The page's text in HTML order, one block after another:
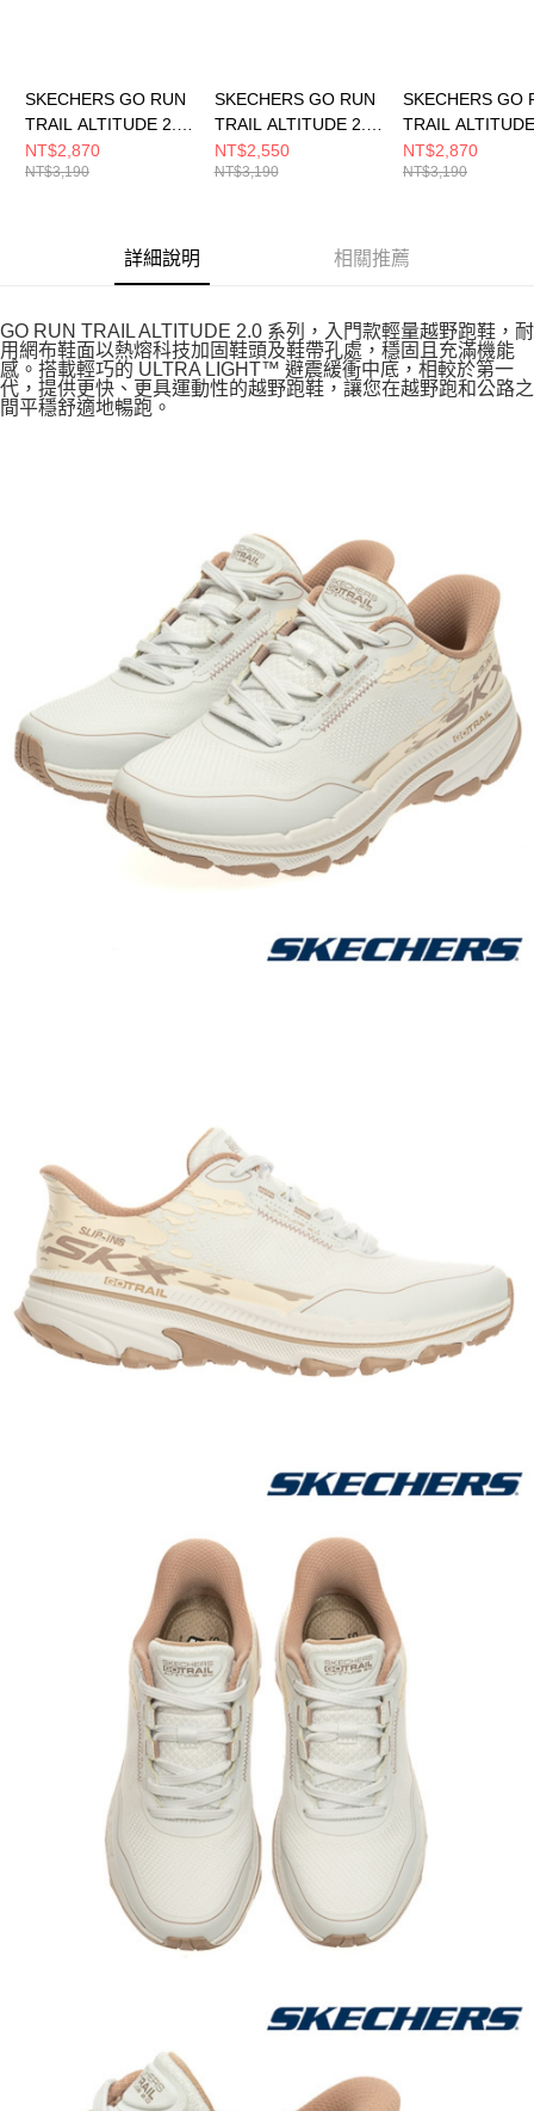
SKECHERS GO RUN
TRAIL ALTITUDE 2.0
女 跑步鞋
129525WNVAQ
NT$2,870
NT$3,190
SKECHERS GO RUN
TRAIL ALTITUDE 2.0
女 跑步鞋
129533WNTBL
NT$2,550
NT$3,190
SKECHERS GO
TRAIL
女 跑步鞋
129525WNAT
NT$2,870
NT$3,190
詳細說明 相關推薦
GO RUN TRAIL ALTITUDE 2.0 系列，入門款輕量越野跑鞋，耐
用網布鞋面以熱熔科技加固鞋頭及鞋帶孔處，穩固且充滿機能
感。搭載輕巧的 ULTRA LIGHT™ 避震緩衝中底，相較於第一
代，提供更快、更具運動性的越野跑鞋，讓您在越野跑和公路之
間平穩舒適地暢跑。